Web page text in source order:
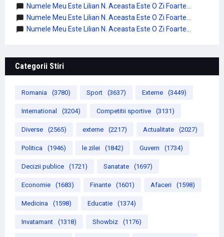
Numele Meu Este Lilian N. Aceasta Este O Zi Foarte...
Numele Meu Este Lilian N. Aceasta Este O Zi Foarte...
Numele Meu Este Lilian N. Aceasta Este O Zi Foarte...
Categorii Stiri
Romania (3780) Sport (3637) Externe (3449)
International (3204) Competitii sportive (3131)
Diverse (2565) externe (2217) Actualitate (2027)
Politica (1946) le zilei (1842) Guvern (1734)
Decizii publice (1721) Sanatate (1697)
Economie (1683) Finante (1601) Afaceri (1598)
Medicina (1598) Educatie (1374)
Invatamant (1318) Showbiz (1176)